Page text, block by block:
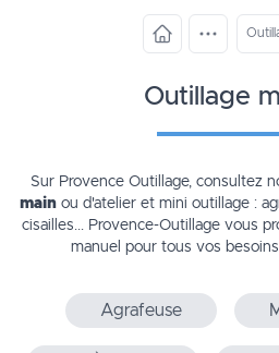
outillage
Sur Provence Outillage, consultez
mainou d'atelier et mini outillage :
cisailles... Provence-Outillage vous
manuel pour tous vos
Agrafeuse